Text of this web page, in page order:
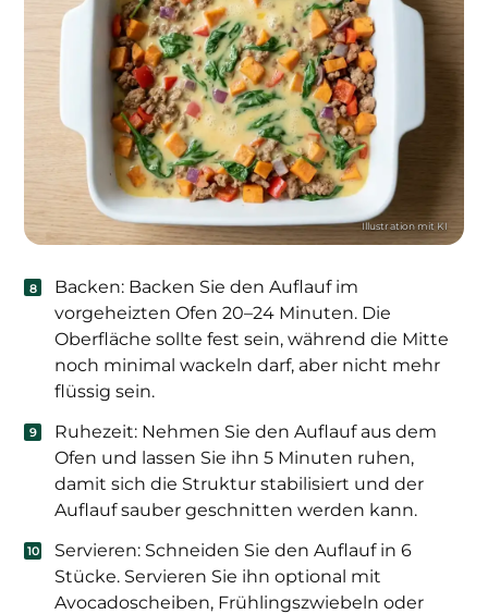
Backen: Backen Sie den Auflauf im
vorgeheizten Ofen 20–24 Minuten. Die
Oberfläche sollte fest sein, während die Mitte
noch minimal wackeln darf, aber nicht mehr
flüssig sein.
Ruhezeit: Nehmen Sie den Auflauf aus dem
Ofen und lassen Sie ihn 5 Minuten ruhen,
damit sich die Struktur stabilisiert und der
Auflauf sauber geschnitten werden kann.
Servieren: Schneiden Sie den Auflauf in 6
Stücke. Servieren Sie ihn optional mit
Avocadoscheiben, Frühlingszwiebeln oder